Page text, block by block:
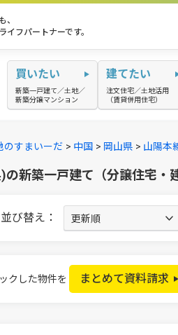
、
フパートナーです。
買いたい
新築一戸建て／土地／
新築分譲マンション
建てたい
注文住宅／土地活用
（賃貸併用住宅）
のすまいーだ 中国 岡山県 山陽本
新築一戸建て（分譲住宅・
並び替え：
クした物件を
まとめて資料請求